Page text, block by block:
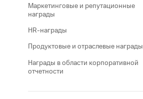
Маркетинговые и репутационные
награды
HR-награды
Продуктовые и отраслевые награды
Награды в области корпоративной
отчетности